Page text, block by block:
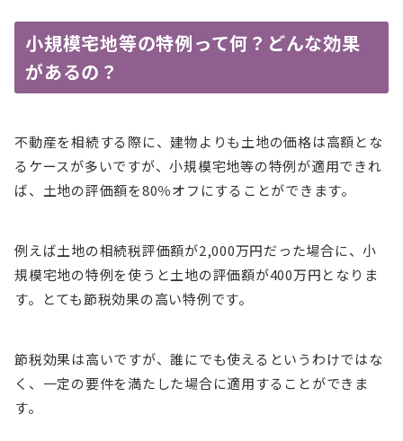
小規模宅地等の特例って何？どんな効果
があるの？
不動産を相続する際に、建物よりも土地の価格は高額とな
るケースが多いですが、小規模宅地等の特例が適用できれ
ば、土地の評価額を80％オフにすることができます。
例えば土地の相続税評価額が2,000万円だった場合に、小
規模宅地の特例を使うと土地の評価額が400万円となりま
す。とても節税効果の高い特例です。
節税効果は高いですが、誰にでも使えるというわけではな
く、一定の要件を満たした場合に適用することができま
す。